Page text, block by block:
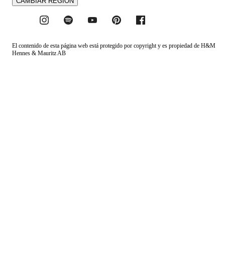
El contenido de esta página web está protegido por copyright y es propiedad de H&M
Hennes & Mauritz AB